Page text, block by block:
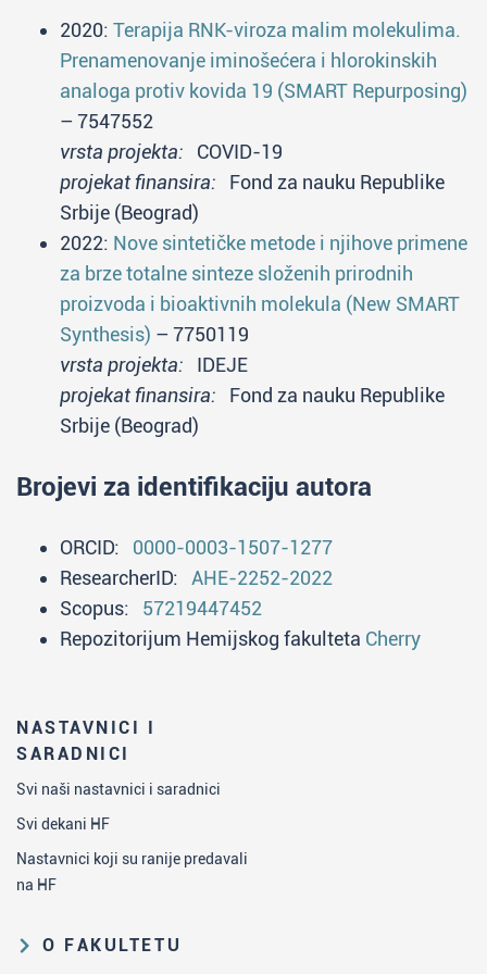
NASTAVNICI I
SARADNICI
Svi naši nastavnici i saradnici
Svi dekani HF
Nastavnici koji su ranije predavali
na HF
O FAKULTETU
2020: Terapija RNK-viroza malim molekulima.
Prenamenovanje iminošećera i hlorokinskih
analoga protiv kovida 19 (SMART Repurposing)
– 7547552
vrsta projekta: COVID-19
projekat finansira: Fond za nauku Republike
Srbije (Beograd)
2022: Nove sintetičke metode i njihove primene
za brze totalne sinteze složenih prirodnih
proizvoda i bioaktivnih molekula (New SMART
Synthesis) – 7750119
vrsta projekta: IDEJE
projekat finansira: Fond za nauku Republike
Srbije (Beograd)
Brojevi za identifikaciju autora
ORCID: 0000-0003-1507-1277
ResearcherID: AHE-2252-2022
Scopus: 57219447452
Repozitorijum Hemijskog fakulteta Cherry